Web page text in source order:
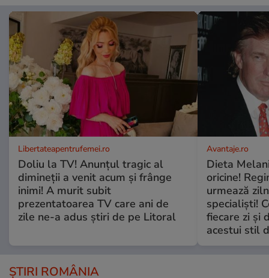
Libertateapentrufemei.ro
Doliu la TV! Anunțul tragic al
dimineții a venit acum și frânge
inimi! A murit subit
prezentatoarea TV care ani de
zile ne-a adus știri de pe Litoral
Avantaje.ro
Dieta
oricine!
urmează
specialiști!
fiecare zi și
acestui stil
ȘTIRI ROMÂNIA